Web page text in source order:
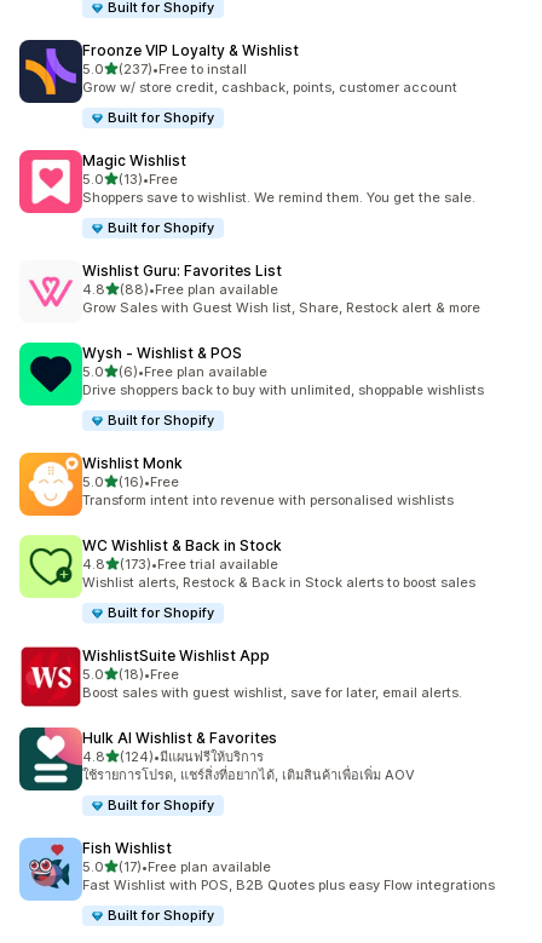
Built for Shopify
Froonze VIP Loyalty & Wishlist
5.0เต็ม 5 ดาว
(237)
ทั้งหมด 237 รีวิว
•Free to install
Grow w/ store credit, cashback, points, customer account
Built for Shopify
Magic Wishlist
5.0เต็ม 5 ดาว
(13)
ทั้งหมด 13 รีวิว
•Free
Shoppers save to wishlist. We remind them. You get the sale.
Built for Shopify
Wishlist Guru: Favorites List
4.8เต็ม 5 ดาว
(88)
ทั้งหมด 88 รีวิว
•Free plan available
Grow Sales with Guest Wish list, Share, Restock alert & more
Wysh ‑ Wishlist & POS
5.0เต็ม 5 ดาว
(6)
ทั้งหมด 6 รีวิว
•Free plan available
Drive shoppers back to buy with unlimited, shoppable wishlists
Built for Shopify
Wishlist Monk
5.0เต็ม 5 ดาว
(16)
ทั้งหมด 16 รีวิว
•Free
Transform intent into revenue with personalised wishlists
WC Wishlist & Back in Stock
4.8เต็ม 5 ดาว
(173)
ทั้งหมด 173 รีวิว
•Free trial available
Wishlist alerts, Restock & Back in Stock alerts to boost sales
Built for Shopify
WishlistSuite Wishlist App
5.0เต็ม 5 ดาว
(18)
ทั้งหมด 18 รีวิว
•Free
Boost sales with guest wishlist, save for later, email alerts.
Hulk AI Wishlist & Favorites
4.8เต็ม 5 ดาว
(124)
ทั้งหมด 124 รีวิว
•มีแผนฟรีให้บริการ
ใช้รายการโปรด, แชร์สิ่งที่อยากได้, เติมสินค้าเพื่อเพิ่ม AOV
Built for Shopify
Fish Wishlist
5.0เต็ม 5 ดาว
(17)
ทั้งหมด 17 รีวิว
•Free plan available
Fast Wishlist with POS, B2B Quotes plus easy Flow integrations
Built for Shopify